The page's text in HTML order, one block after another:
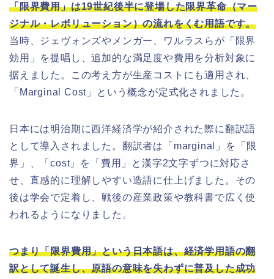
「限界費用」は19世紀後半に登場した限界革命（マー
ジナル・レボリューション）の流れをくむ用語です。
当時、ジェヴォンズやメンガー、ワルラスらが「限界
効用」を提唱し、追加的な満足度や費用を分析対象に
据えました。この考え方が生産コストにも適用され、
「Marginal Cost」という概念が定式化されました。
日本には明治期に西洋経済学が紹介された際に翻訳語
として導入されました。翻訳者は「marginal」を「限
界」、「cost」を「費用」と漢字2文字ずつに対応さ
せ、直感的に理解しやすい造語に仕上げました。その
後は学会で定着し、戦後の産業政策や教科書で広く使
われるようになりました。
つまり「限界費用」という日本語は、経済学用語の翻
訳として誕生し、原語の意味を失わずに普及した成功